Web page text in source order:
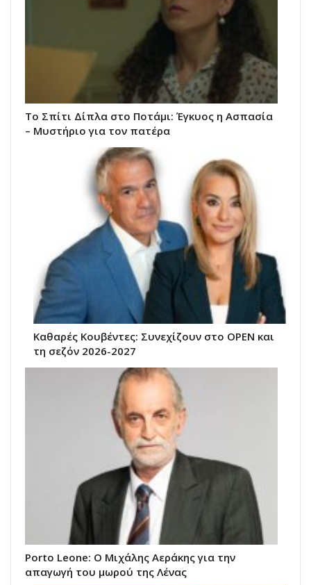
Το Σπίτι Δίπλα στο Ποτάμι: Έγκυος η Ασπασία
– Μυστήριο για τον πατέρα
Καθαρές Κουβέντες: Συνεχίζουν στο OPEN και
τη σεζόν 2026-2027
Porto Leone: Ο Μιχάλης Αεράκης για την
απαγωγή του μωρού της Λένας